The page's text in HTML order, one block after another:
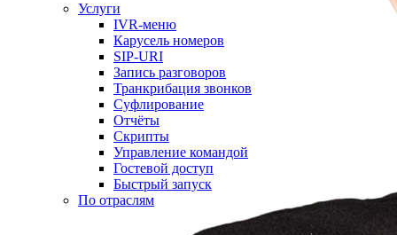
Услуги
IVR-меню
Карусель номеров
SIP-URI
Запись разговоров
Транкрибация звонков
Суфлирование
Отчёты
Скрипты
Управление командой
Гостевой доступ
Быстрый запуск
По отраслям